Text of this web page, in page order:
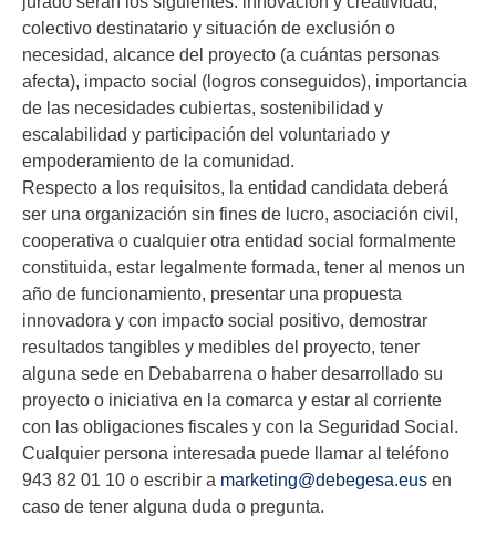
colectivo destinatario y situación de exclusión o
necesidad, alcance del proyecto (a cuántas personas
afecta), impacto social (logros conseguidos), importancia
de las necesidades cubiertas, sostenibilidad y
escalabilidad y participación del voluntariado y
empoderamiento de la comunidad.
Respecto a los requisitos, la entidad candidata deberá
ser una organización sin fines de lucro, asociación civil,
cooperativa o cualquier otra entidad social formalmente
constituida, estar legalmente formada, tener al menos un
año de funcionamiento, presentar una propuesta
innovadora y con impacto social positivo, demostrar
resultados tangibles y medibles del proyecto, tener
alguna sede en Debabarrena o haber desarrollado su
proyecto o iniciativa en la comarca y estar al corriente
con las obligaciones fiscales y con la Seguridad Social.
Cualquier persona interesada puede llamar al teléfono
943 82 01 10 o escribir a marketing@debegesa.eus en
caso de tener alguna duda o pregunta.